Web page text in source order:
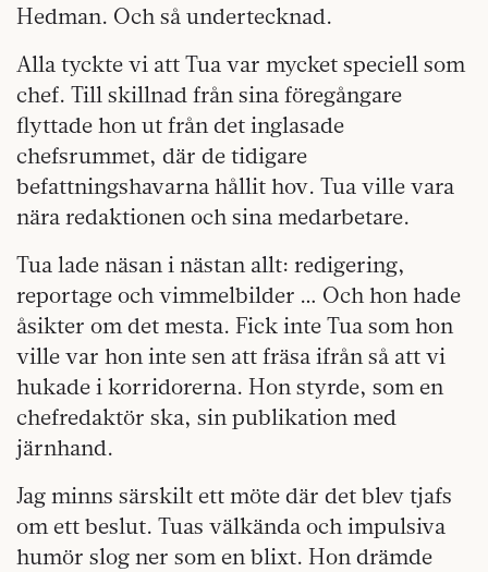
Hedman. Och så undertecknad.
Alla tyckte vi att Tua var mycket speciell som
chef. Till skillnad från sina föregångare
flyttade hon ut från det inglasade
chefsrummet, där de tidigare
befattningshavarna hållit hov. Tua ville vara
nära redaktionen och sina medarbetare.
Tua lade näsan i nästan allt: redigering,
reportage och vimmelbilder … Och hon hade
åsikter om det mesta. Fick inte Tua som hon
ville var hon inte sen att fräsa ifrån så att vi
hukade i korridorerna. Hon styrde, som en
chefredaktör ska, sin publikation med
järnhand.
Jag minns särskilt ett möte där det blev tjafs
om ett beslut. Tuas välkända och impulsiva
humör slog ner som en blixt. Hon drämde